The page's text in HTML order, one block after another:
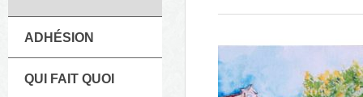
ADHÉSION
QUI FAIT QUOI